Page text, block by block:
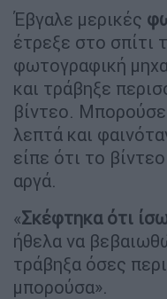
Έβγαλε μερικές
έτρεξε στο σπίτι
φωτογραφική
και τράβηξε
βίντεο. Μπορούσε
λεπτά και
είπε ότι το
αργά.
«Σκέφτηκα ότι
ήθελα να
τράβηξα όσες
μπορούσα».